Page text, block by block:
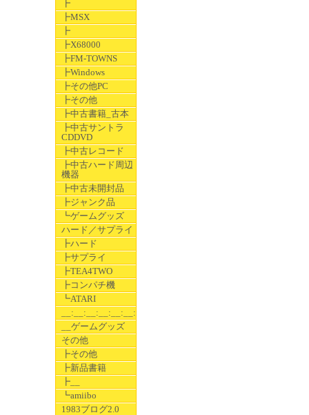
┣
┣MSX
┣
┣X68000
┣FM-TOWNS
┣Windows
┣その他PC
┣その他
┣中古書籍_古本
┣中古サントラ
CDDVD
┣中古レコード
┣中古ハード周辺
機器
┣中古未開封品
┣ジャンク品
┗ゲームグッズ
ハード／サプライ
┣ハード
┣サプライ
┣TEA4TWO
┣コンパチ機
┗ATARI
__:__:__:__:__:__:__
__ゲームグッズ
その他
┣その他
┣新品書籍
┣__
┗amiibo
1983ブログ2.0